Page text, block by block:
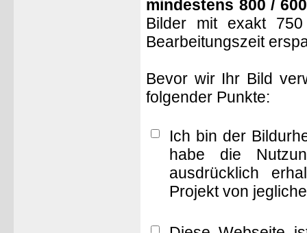
mindestens 800 /
Bilder mit exakt
Bearbeitungszeit
Bevor wir Ihr Bild
folgender Punkte:
Ich bin der
habe die
ausdrücklich
Projekt von